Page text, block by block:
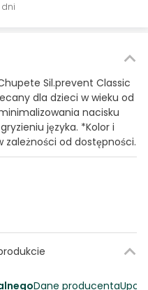
dni
Sil.prevent Classic
dla dzieci w wieku od
nacisku
języka. *Kolor i
zależności od dostępności.
Dane producenta